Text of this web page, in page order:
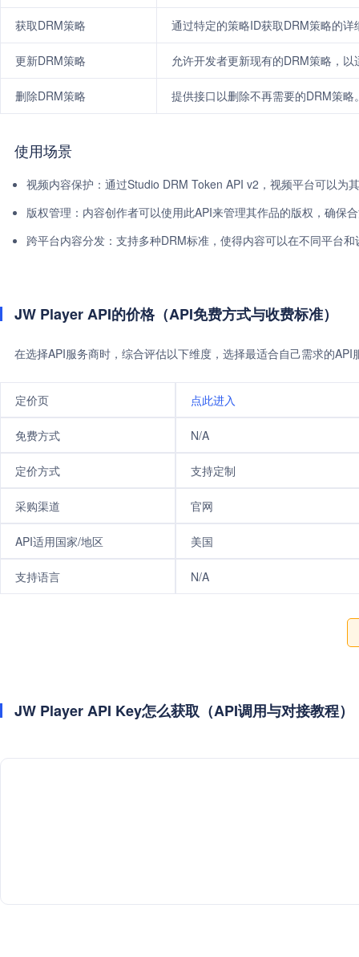
获取DRM策略 通过特定的策略ID获取DRM策略的详
更新DRM策略 允许开发者更新现有的DRM策略，
删除DRM策略 提供接口以删除不再需要的DRM策略
使用场景
视频内容保护：通过Studio DRM Token API v2，视频平台可以为
版权管理：内容创作者可以使用此API来管理其作品的版权，确保
跨平台内容分发：支持多种DRM标准，使得内容可以在不同平台
JW Player API的价格（API免费方式与收费标准）
在选择API服务商时，综合评估以下维度，选择最适合自己需求的
定价页 点此进入
免费方式 N/A
定价方式 支持定制
采购渠道 官网
API适用国家/地区 美国
支持语言 N/A
JW Player API Key怎么获取（API调用与对接教程）